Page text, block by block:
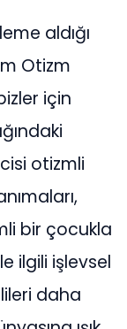
aldığı
Otizm
için
otizmli
bir çocukla
ilgili işlevsel
daha